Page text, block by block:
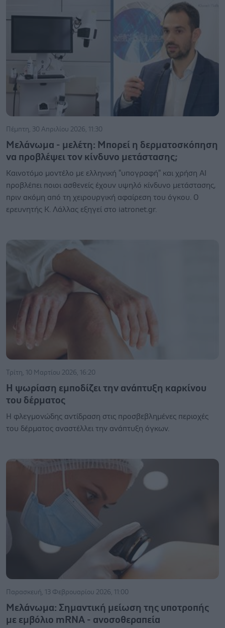
Πέμπτη, 30 Απριλίου 2026, 11:30
Μελάνωμα - μελέτη: Μπορεί η δερματοσκόπηση
να προβλέψει τον κίνδυνο μετάστασης;
Καινοτόμο μοντέλο με ελληνική "υπογραφή" και χρήση ΑΙ
προβλέπει ποιοι ασθενείς έχουν υψηλό κίνδυνο μετάστασης,
πριν ακόμη από τη χειρουργική αφαίρεση του όγκου. Ο
ερευνητής Κ. Λάλλας εξηγεί στο iatronet.gr.
Τρίτη, 10 Μαρτίου 2026, 16:20
Η ψωρίαση εμποδίζει την ανάπτυξη καρκίνου
του δέρματος
Η φλεγμονώδης αντίδραση στις προσβεβλημένες περιοχές
του δέρματος αναστέλλει την ανάπτυξη όγκων.
Παρασκευή, 13 Φεβρουαρίου 2026, 11:00
Μελάνωμα: Σημαντική μείωση της υποτροπής
με εμβόλιο mRNA - ανοσοθεραπεία